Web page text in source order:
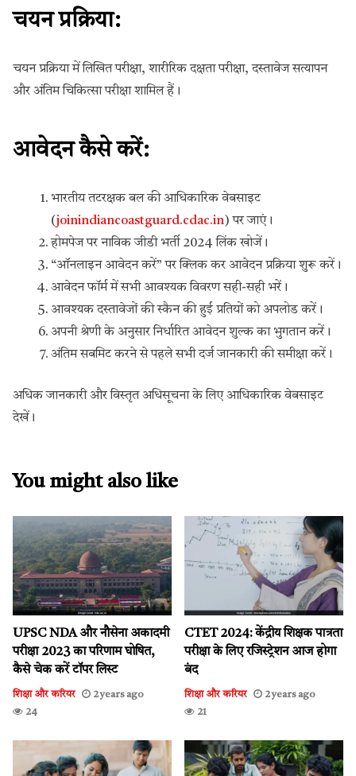
चयन प्रक्रिया:
चयन प्रक्रिया में लिखित परीक्षा, शारीरिक दक्षता परीक्षा, दस्तावेज सत्यापन
और अंतिम चिकित्सा परीक्षा शामिल हैं।
आवेदन कैसे करें:
भारतीय तटरक्षक बल की आधिकारिक वेबसाइट
(joinindiancoastguard.cdac.in) पर जाएं।
होमपेज पर नाविक जीडी भर्ती 2024 लिंक खोजें।
“ऑनलाइन आवेदन करें” पर क्लिक कर आवेदन प्रक्रिया शुरू करें।
आवेदन फॉर्म में सभी आवश्यक विवरण सही-सही भरें।
आवश्यक दस्तावेजों की स्कैन की हुई प्रतियों को अपलोड करें।
अपनी श्रेणी के अनुसार निर्धारित आवेदन शुल्क का भुगतान करें।
अंतिम सबमिट करने से पहले सभी दर्ज जानकारी की समीक्षा करें।
अधिक जानकारी और विस्तृत अधिसूचना के लिए आधिकारिक वेबसाइट
देखें।
You might also like
UPSC NDA और नौसेना अकादमी
परीक्षा 2023 का परिणाम घोषित,
कैसे चेक करें टॉपर लिस्ट
शिक्षा और करियर
2 years ago
24
CTET 2024: केंद्रीय शिक्षक पात्रता
परीक्षा के लिए रजिस्ट्रेशन आज होगा
बंद
शिक्षा और करियर
2 years ago
21